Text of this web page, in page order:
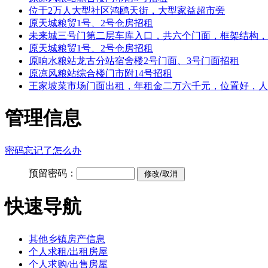
位于2万人大型社区鸿鸥天街，大型家益超市旁
原天城粮贸1号、2号仓房招租
未来城三号门第二层车库入口，共六个门面，框架结构
原天城粮贸1号、2号仓房招租
原响水粮站龙古分站宿舍楼2号门面、3号门面招租
原凉风粮站综合楼门市附14号招租
王家坡菜市场门面出租，年租金二万六千元，位置好，
管理信息
密码忘记了怎么办
预留密码：
快速导航
其他乡镇房产信息
个人求租/出租房屋
个人求购/出售房屋